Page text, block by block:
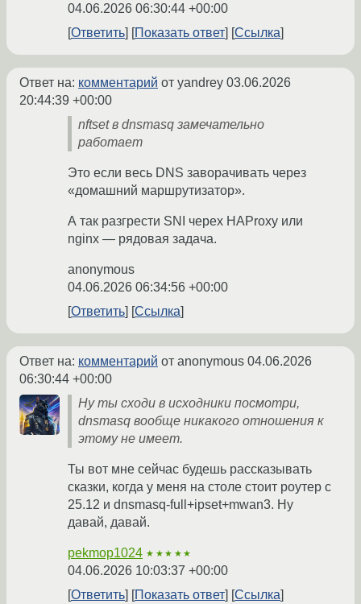
04.06.2026 06:30:44 +00:00
Ответить
Показать ответ Ссылка
Ответ на: комментарий от yandrey 03.06.2026
20:44:39 +00:00
nftset в dnsmasq замечательно
работает
Это если весь DNS заворачивать через
«домашний маршрутизатор».
А так разгрести SNI черех HAProxy или
nginx — рядовая задача.
anonymous
04.06.2026 06:34:56 +00:00
Ответить
Ссылка
Ответ на: комментарий от anonymous 04.06.2026
06:30:44 +00:00
Ну ты сходи в исходники посмотри,
dnsmasq вообще никакого отношения к
этому не имеет.
Ты вот мне сейчас будешь рассказывать
сказки, когда у меня на столе стоит роутер с
25.12 и dnsmasq-full+ipset+mwan3. Ну
давай, давай.
pekmop1024 ★★★★★
04.06.2026 10:03:37 +00:00
Ответить
Показать ответ Ссылка